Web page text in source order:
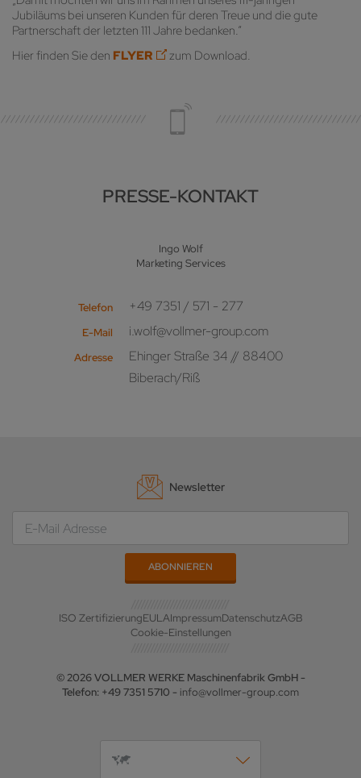
Jubiläums bei unseren Kunden für deren Treue und die gute
Partnerschaft der letzten 111 Jahre bedanken.“
Hier finden Sie den FLYER zum Download.
PRESSE-KONTAKT
Ingo Wolf
Marketing Services
Telefon +49 7351 / 571 - 277
E-Mail i.wolf@vollmer-group.com
Adresse
Ehinger Straße 34 // 88400
Biberach/Riß
Newsletter
ISO ZertifizierungEULAImpressumDatenschutzAGB
Cookie-Einstellungen
© 2026 VOLLMER WERKE Maschinenfabrik GmbH -
Telefon: +49 7351 5710 - info@vollmer-group.com